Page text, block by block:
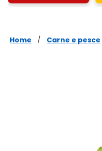
Home / Carne e pesce